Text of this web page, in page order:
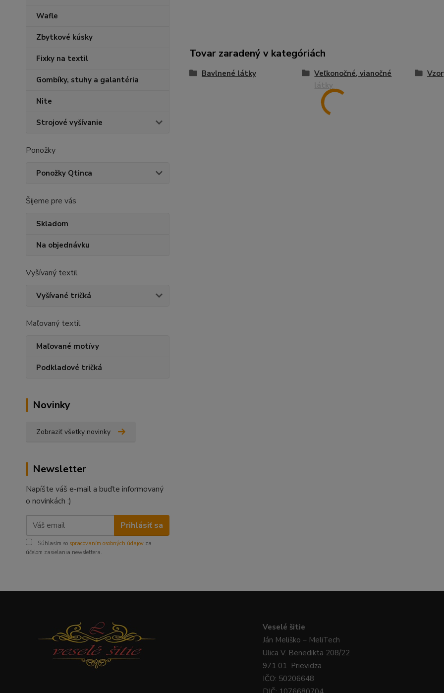
Wafle
Zbytkové kúsky
Fixky na textil
Gombíky, stuhy a galantéria
Nite
Strojové vyšívanie
Ponožky
Ponožky Qtinca
Šijeme pre vás
Skladom
Na objednávku
Vyšívaný textil
Vyšívané tričká
Maľovaný textil
Maľované motívy
Podkladové tričká
Novinky
Zobraziť všetky novinky
Newsletter
Napíšte váš e-mail a buďte informovaný
o novinkách :)
Prihlásiť sa
Súhlasím so spracovaním osobných údajov za
účelom zasielania newslettera.
Tovar zaradený v kategóriách
Bavlnené látky
Veľkonočné, vianočné
Veselé šitie
Ján Meliško – MeliTech
Ulica V. Benedikta 208/22
971 01 Prievidza
IČO: 50206648